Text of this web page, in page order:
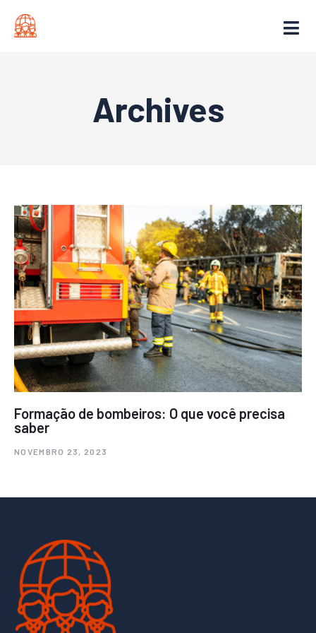
Archives
Formação de bombeiros: O que você precisa
saber
NOVEMBRO 23, 2023